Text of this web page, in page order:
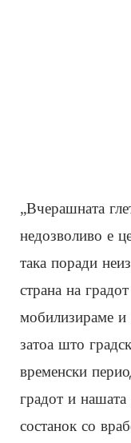
„Вчерашната
недозволиво е
така поради
страна на
мобилизираме и
затоа што
временски
градот и
состанок со